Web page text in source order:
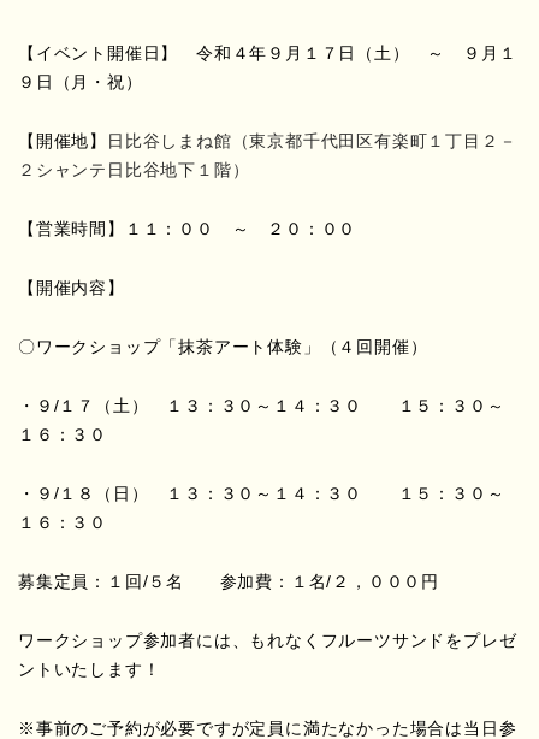
【イベント開催日】 令和４年９月１７日（土） ～ ９月１
９日（月・祝）
【開催地】
日比谷しまね館（東京都千代田区有楽町１丁目２－
２シャンテ日比谷地下１階）
【営業時間】１１：００ ～ ２０：００
【開催内容】
〇ワークショップ「抹茶アート体験」（４回開催）
・９/１７（土） １３：３０～１４：３０ １５：３０～
１６：３０
・９/１８（日） １３：３０～１４：３０ １５：３０～
１６：３０
募集定員：１回/５名 参加費：１名/２，０００円
ワークショップ参加者には、もれなくフルーツサンドをプレゼ
ントいたします！
※事前のご予約が必要ですが定員に満たなかった場合は当日参